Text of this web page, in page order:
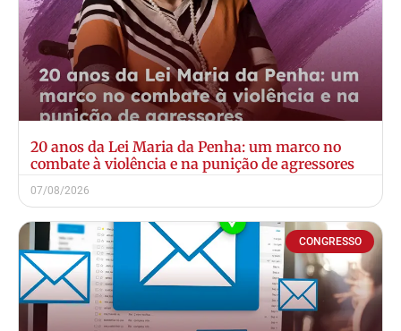
20 anos da Lei Maria da Penha: um marco no
combate à violência e na punição de agressores
07/08/2026
CONGRESSO